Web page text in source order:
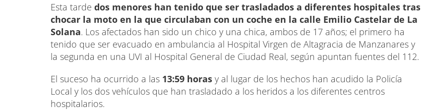
Esta tarde dos menores han tenido que ser trasladados a diferentes hospitales tras
chocar la moto en la que circulaban con un coche en la calle Emilio Castelar de La
Solana. Los afectados han sido un chico y una chica, ambos de 17 años; el primero ha
tenido que ser evacuado en ambulancia al Hospital Virgen de Altagracia de Manzanares y
la segunda en una UVI al Hospital General de Ciudad Real, según apuntan fuentes del 112.
El suceso ha ocurrido a las 13:59 horas y al lugar de los hechos han acudido la Policía
Local y los dos vehículos que han trasladado a los heridos a los diferentes centros
hospitalarios.